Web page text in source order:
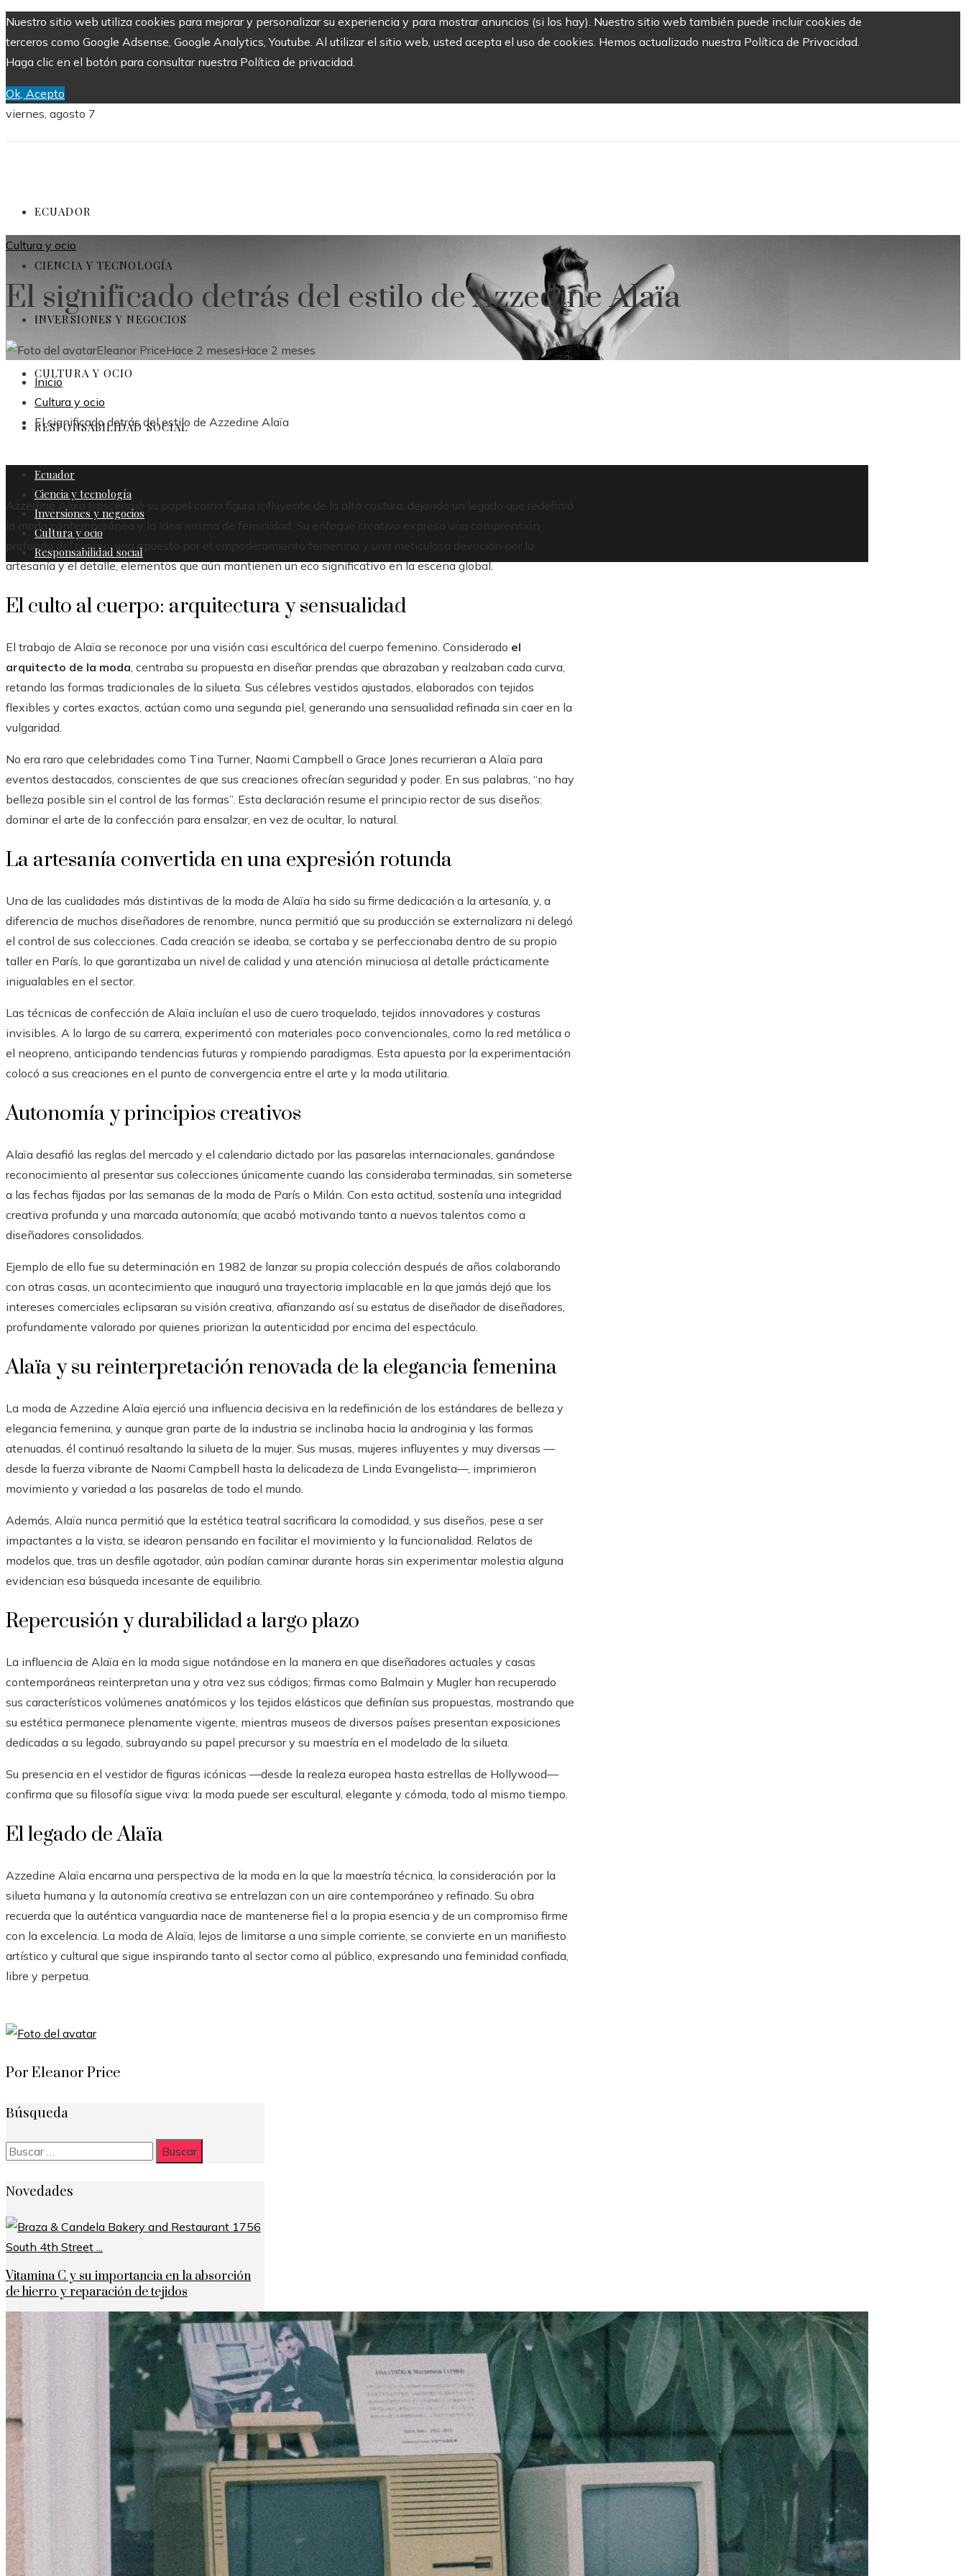
Nuestro sitio web utiliza cookies para mejorar y personalizar su experiencia y para mostrar anuncios (si los hay). Nuestro sitio web también puede incluir cookies de
terceros como Google Adsense, Google Analytics, Youtube. Al utilizar el sitio web, usted acepta el uso de cookies. Hemos actualizado nuestra Política de Privacidad.
Haga clic en el botón para consultar nuestra Política de privacidad.
Ok, Acepto
viernes, agosto 7
ECUADOR
CIENCIA Y TECNOLOGÍA
INVERSIONES Y NEGOCIOS
CULTURA Y OCIO
RESPONSABILIDAD SOCIAL
Ecuador
Ciencia y tecnología
Inversiones y negocios
Cultura y ocio
Responsabilidad social
Cultura y ocio
El significado detrás del estilo de Azzedine Alaïa
Eleanor PriceHace 2 mesesHace 2 meses
Inicio
Cultura y ocio
El significado detrás del estilo de Azzedine Alaïa
Azzedine Alaïa trascendió su papel como figura influyente de la alta costura, dejando un legado que redefinió
la moda contemporánea y la idea misma de feminidad. Su enfoque creativo expresa una comprensión
profunda del cuerpo, una apuesta por el empoderamiento femenino y una meticulosa devoción por la
artesanía y el detalle, elementos que aún mantienen un eco significativo en la escena global.
El culto al cuerpo: arquitectura y sensualidad
El trabajo de Alaïa se reconoce por una visión casi escultórica del cuerpo femenino. Considerado el
arquitecto de la moda, centraba su propuesta en diseñar prendas que abrazaban y realzaban cada curva,
retando las formas tradicionales de la silueta. Sus célebres vestidos ajustados, elaborados con tejidos
flexibles y cortes exactos, actúan como una segunda piel, generando una sensualidad refinada sin caer en la
vulgaridad.
No era raro que celebridades como Tina Turner, Naomi Campbell o Grace Jones recurrieran a Alaïa para
eventos destacados, conscientes de que sus creaciones ofrecían seguridad y poder. En sus palabras, “no hay
belleza posible sin el control de las formas”. Esta declaración resume el principio rector de sus diseños:
dominar el arte de la confección para ensalzar, en vez de ocultar, lo natural.
La artesanía convertida en una expresión rotunda
Una de las cualidades más distintivas de la moda de Alaïa ha sido su firme dedicación a la artesanía, y, a
diferencia de muchos diseñadores de renombre, nunca permitió que su producción se externalizara ni delegó
el control de sus colecciones. Cada creación se ideaba, se cortaba y se perfeccionaba dentro de su propio
taller en París, lo que garantizaba un nivel de calidad y una atención minuciosa al detalle prácticamente
inigualables en el sector.
Las técnicas de confección de Alaïa incluían el uso de cuero troquelado, tejidos innovadores y costuras
invisibles. A lo largo de su carrera, experimentó con materiales poco convencionales, como la red metálica o
el neopreno, anticipando tendencias futuras y rompiendo paradigmas. Esta apuesta por la experimentación
colocó a sus creaciones en el punto de convergencia entre el arte y la moda utilitaria.
Autonomía y principios creativos
Alaïa desafió las reglas del mercado y el calendario dictado por las pasarelas internacionales, ganándose
reconocimiento al presentar sus colecciones únicamente cuando las consideraba terminadas, sin someterse
a las fechas fijadas por las semanas de la moda de París o Milán. Con esta actitud, sostenía una integridad
creativa profunda y una marcada autonomía, que acabó motivando tanto a nuevos talentos como a
diseñadores consolidados.
Ejemplo de ello fue su determinación en 1982 de lanzar su propia colección después de años colaborando
con otras casas, un acontecimiento que inauguró una trayectoria implacable en la que jamás dejó que los
intereses comerciales eclipsaran su visión creativa, afianzando así su estatus de diseñador de diseñadores,
profundamente valorado por quienes priorizan la autenticidad por encima del espectáculo.
Alaïa y su reinterpretación renovada de la elegancia femenina
La moda de Azzedine Alaïa ejerció una influencia decisiva en la redefinición de los estándares de belleza y
elegancia femenina, y aunque gran parte de la industria se inclinaba hacia la androginia y las formas
atenuadas, él continuó resaltando la silueta de la mujer. Sus musas, mujeres influyentes y muy diversas —
desde la fuerza vibrante de Naomi Campbell hasta la delicadeza de Linda Evangelista—, imprimieron
movimiento y variedad a las pasarelas de todo el mundo.
Además, Alaïa nunca permitió que la estética teatral sacrificara la comodidad, y sus diseños, pese a ser
impactantes a la vista, se idearon pensando en facilitar el movimiento y la funcionalidad. Relatos de
modelos que, tras un desfile agotador, aún podían caminar durante horas sin experimentar molestia alguna
evidencian esa búsqueda incesante de equilibrio.
Repercusión y durabilidad a largo plazo
La influencia de Alaïa en la moda sigue notándose en la manera en que diseñadores actuales y casas
contemporáneas reinterpretan una y otra vez sus códigos; firmas como Balmain y Mugler han recuperado
sus característicos volúmenes anatómicos y los tejidos elásticos que definían sus propuestas, mostrando que
su estética permanece plenamente vigente, mientras museos de diversos países presentan exposiciones
dedicadas a su legado, subrayando su papel precursor y su maestría en el modelado de la silueta.
Su presencia en el vestidor de figuras icónicas —desde la realeza europea hasta estrellas de Hollywood—
confirma que su filosofía sigue viva: la moda puede ser escultural, elegante y cómoda, todo al mismo tiempo.
El legado de Alaïa
Azzedine Alaïa encarna una perspectiva de la moda en la que la maestría técnica, la consideración por la
silueta humana y la autonomía creativa se entrelazan con un aire contemporáneo y refinado. Su obra
recuerda que la auténtica vanguardia nace de mantenerse fiel a la propia esencia y de un compromiso firme
con la excelencia. La moda de Alaïa, lejos de limitarse a una simple corriente, se convierte en un manifiesto
artístico y cultural que sigue inspirando tanto al sector como al público, expresando una feminidad confiada,
libre y perpetua.
Por Eleanor Price
Búsqueda
Buscar:
Novedades
Vitamina C y su importancia en la absorción
de hierro y reparación de tejidos